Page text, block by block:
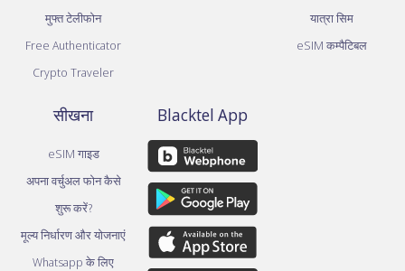
मुफ्त टेलीफोन
Free Authenticator
Crypto Traveler
यात्रा सिम
eSIM कम्पैटिबल
सीखना
eSIM गाइड
अपना वर्चुअल फोन कैसे
शुरू करें?
मूल्य निर्धारण और योजनाएं
Whatsapp के लिए
Blacktel App